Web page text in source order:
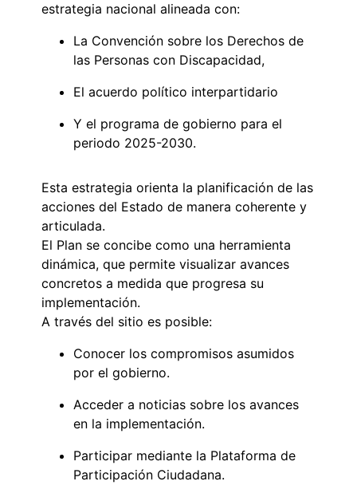
estrategia nacional alineada con:
La Convención sobre los Derechos de
las Personas con Discapacidad,
El acuerdo político interpartidario
Y el programa de gobierno para el
periodo 2025-2030.
Esta estrategia orienta la planificación de las
acciones del Estado de manera coherente y
articulada.
El Plan se concibe como una herramienta
dinámica, que permite visualizar avances
concretos a medida que progresa su
implementación.
A través del sitio es posible:
Conocer los compromisos asumidos
por el gobierno.
Acceder a noticias sobre los avances
en la implementación.
Participar mediante la Plataforma de
Participación Ciudadana.